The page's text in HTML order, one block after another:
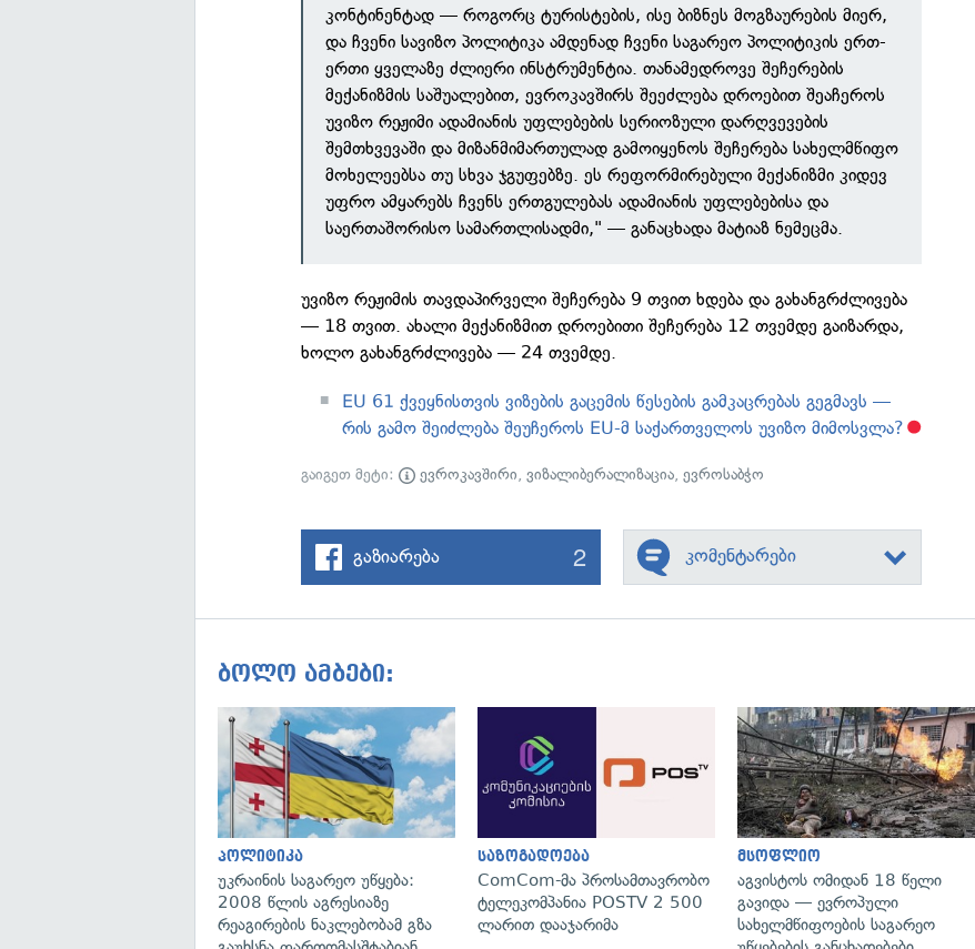
კონტინენტად — როგორც ტურისტების, ისე ბიზნეს მოგზაურების მიერ,
და ჩვენი სავიზო პოლიტიკა ამდენად ჩვენი საგარეო პოლიტიკის ერთ-
ერთი ყველაზე ძლიერი ინსტრუმენტია. თანამედროვე შეჩერების
მექანიზმის საშუალებით, ევროკავშირს შეეძლება დროებით შეაჩეროს
უვიზო რეჟიმი ადამიანის უფლებების სერიოზული დარღვევების
შემთხვევაში და მიზანმიმართულად გამოიყენოს შეჩერება სახელმწიფო
მოხელეებსა თუ სხვა ჯგუფებზე. ეს რეფორმირებული მექანიზმი კიდევ
უფრო ამყარებს ჩვენს ერთგულებას ადამიანის უფლებებისა და
საერთაშორისო სამართლისადმი," — განაცხადა მატიაზ ნემეცმა.
უვიზო რეჟიმის თავდაპირველი შეჩერება 9 თვით ხდება და გახანგრძლივება
— 18 თვით. ახალი მექანიზმით დროებითი შეჩერება 12 თვემდე გაიზარდა,
ხოლო გახანგრძლივება — 24 თვემდე.
EU 61 ქვეყნისთვის ვიზების გაცემის წესების გამკაცრებას გეგმავს —
რის გამო შეიძლება შეუჩეროს EU-მ საქართველოს უვიზო მიმოსვლა?
გაიგეთ მეტი: ევროკავშირი,ვიზალიბერალიზაცია,ევროსაბჭო
გაზიარება 2 კომენტარები
ბოლო ამბები:
პოლიტიკა
უკრაინის საგარეო უწყება:
2008 წლის აგრესიაზე
რეაგირების ნაკლებობამ გზა
გადახედვა
საზოგადოება
ComCom-მა პროსამთავრობო
ტელეკომპანია POSTV 2 500
ლარით დააჯარიმა
მსოფლიო
აგვისტოს ომიდან 18 წელი
გავიდა — ევროპული
სახელმწიფოების საგარეო